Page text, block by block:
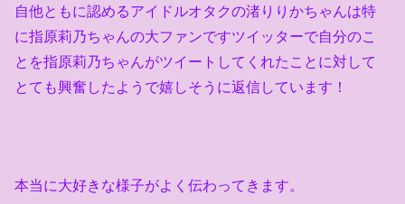
自他ともに認めるアイドルオタクの渚りりかちゃんは特
に指原莉乃ちゃんの大ファンですツイッターで自分のこ
とを指原莉乃ちゃんがツイートしてくれたことに対して
とても興奮したようで嬉しそうに返信しています！
本当に大好きな様子がよく伝わってきます。